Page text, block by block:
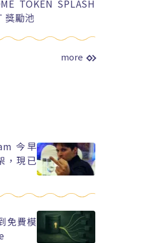
TOKEN SPLASH
獎勵池
more
今早
，現已
免費模